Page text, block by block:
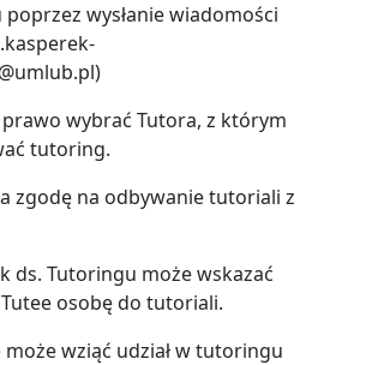
wysłanie wiadomości
wybrać Tutora, z którym
tutoring.
zgodę na odbywanie tutoriali z
ds. Tutoringu może wskazać
osobę do tutoriali.
może wziąć udział w tutoringu